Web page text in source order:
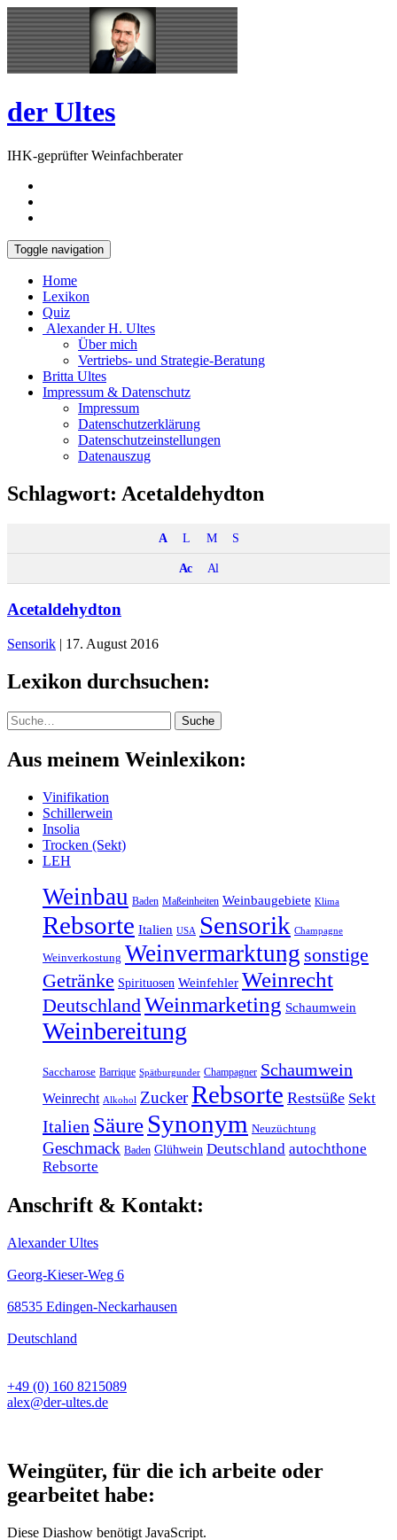
Skip
to
content
Open
Sidebar
der Ultes
IHK-geprüfter Weinfachberater
Toggle navigation
Home
Lexikon
Quiz
Alexander H. Ultes
Über mich
Vertriebs- und Strategie-Beratung
Britta Ultes
Impressum & Datenschutz
Impressum
Datenschutzerklärung
Datenschutzeinstellungen
Datenauszug
Schlagwort: Acetaldehydton
A L M S
Ac Al
Acetaldehydton
Sensorik | 17. August 2016
Lexikon durchsuchen:
Suche Suche
Aus meinem Weinlexikon:
Vinifikation
Schillerwein
Insolia
Trocken (Sekt)
LEH
Weinbau Baden Maßeinheiten Weinbaugebiete Klima
Rebsorte Italien USA Sensorik Champagne
Weinverkostung Weinvermarktung sonstige
Getränke Spirituosen Weinfehler Weinrecht
Deutschland Weinmarketing Schaumwein
Weinbereitung
Saccharose Barrique Spätburgunder Champagner Schaumwein
Weinrecht Alkohol ZuckerRebsorte Restsüße Sekt
Italien Säure Synonym Neuzüchtung
Geschmack Baden Glühwein Deutschland autochthone
Rebsorte
Anschrift & Kontakt:
Alexander Ultes
Georg-Kieser-Weg 6
68535 Edingen-Neckarhausen
Deutschland
+49 (0) 160 8215089
alex@der-ultes.de
Weingüter, für die ich arbeite oder
gearbeitet habe:
Diese Diashow benötigt JavaScript.